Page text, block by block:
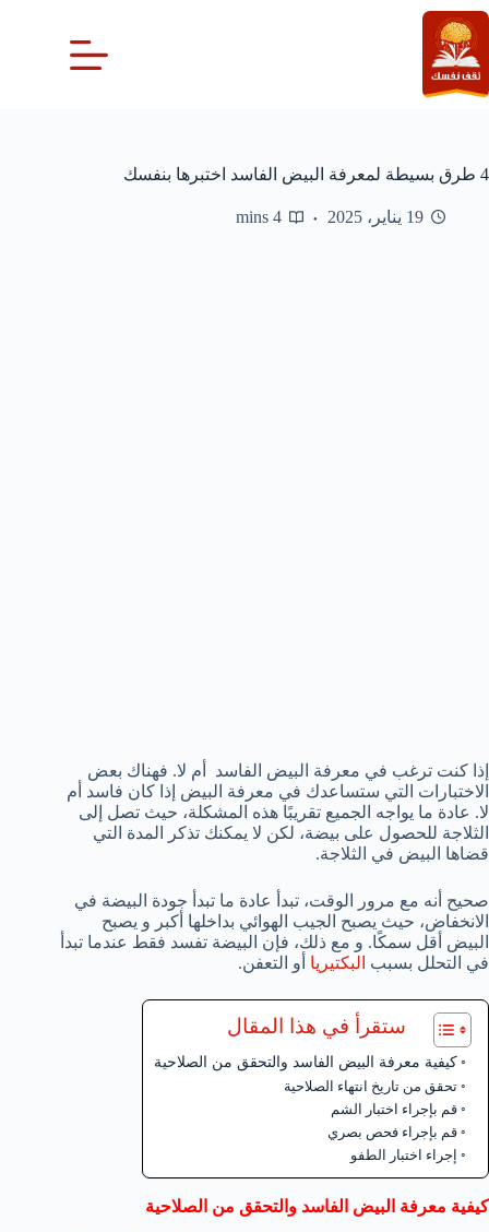
التجاوز
إلى
المحتوى
4 طرق بسيطة لمعرفة البيض الفاسد اختبرها بنفسك
19 يناير، 2025 4 mins
إذا كنت ترغب في معرفة البيض الفاسد أم لا. فهناك بعض
الاختبارات التي ستساعدك في معرفة البيض إذا كان فاسد أم
لا. عادة ما يواجه الجميع تقريبًا هذه المشكلة، حيث تصل إلى
الثلاجة للحصول على بيضة، لكن لا يمكنك تذكر المدة التي
قضاها البيض في الثلاجة.
صحيح أنه مع مرور الوقت، تبدأ عادة ما تبدأ جودة البيضة في
الانخفاض، حيث يصبح الجيب الهوائي بداخلها أكبر و يصبح
البيض أقل سمكًا. و مع ذلك، فإن البيضة تفسد فقط عندما تبدأ
في التحلل بسبب البكتيريا أو التعفن.
ستقرأ في هذا المقال
كيفية معرفة البيض الفاسد والتحقق من الصلاحية
تحقق من تاريخ انتهاء الصلاحية
قم بإجراء اختبار الشم
قم بإجراء فحص بصري
إجراء اختبار الطفو
كيفية معرفة البيض الفاسد والتحقق من الصلاحية